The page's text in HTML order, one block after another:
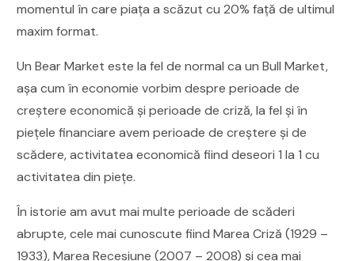
momentul în care piața a scăzut cu 20% față de ultimul
maxim format.
Un Bear Market este la fel de normal ca un Bull Market,
așa cum în economie vorbim despre perioade de
creștere economică și perioade de criză, la fel și în
piețele financiare avem perioade de creștere și de
scădere, activitatea economică fiind deseori 1 la 1 cu
activitatea din piețe.
În istorie am avut mai multe perioade de scăderi
abrupte, cele mai cunoscute fiind Marea Criză (1929 –
1933), Marea Recesiune (2007 – 2008) și cea mai